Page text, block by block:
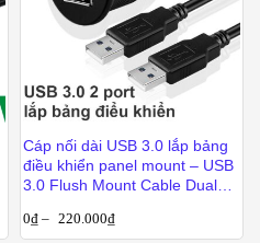
Cáp nối dài USB 3.0 lắp bảng
điều khiển panel mount – USB
3.0 Flush Mount Cable Dual
0₫ – 220.000₫